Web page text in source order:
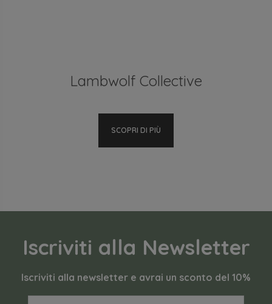
Lambwolf Collective
SCOPRI DI PIÙ
Iscriviti alla Newsletter
Iscriviti alla newsletter e avrai un sconto del 10%